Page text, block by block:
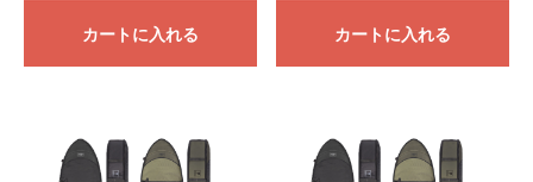
カートに入れる カートに入れる